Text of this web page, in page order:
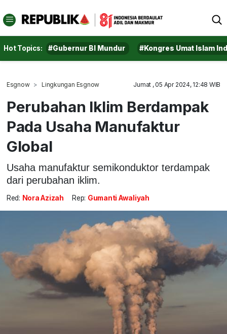
Hot Topics: #Gubernur BI Mundur #Kongres Umat Islam
Esgnow Lingkungan Esgnow Jumat , 05 Apr 2024, 12:48 WIB
Perubahan Iklim Berdampak
Pada Usaha Manufaktur
Global
Usaha manufaktur semikonduktor terdampak
dari perubahan iklim.
Red: Nora Azizah Rep: Gumanti Awaliyah